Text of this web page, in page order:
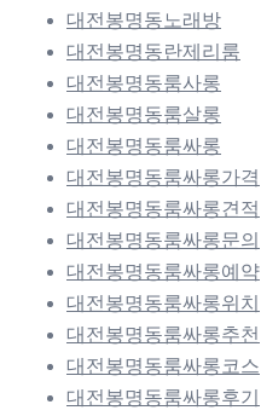
대전봉명동노래방
대전봉명동란제리룸
대전봉명동룸사롱
대전봉명동룸살롱
대전봉명동룸싸롱
대전봉명동룸싸롱가격
대전봉명동룸싸롱견적
대전봉명동룸싸롱문의
대전봉명동룸싸롱예약
대전봉명동룸싸롱위치
대전봉명동룸싸롱추천
대전봉명동룸싸롱코스
대전봉명동룸싸롱후기